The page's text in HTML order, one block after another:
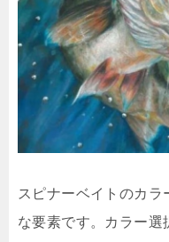
スピナーベイトのカ
な要素です。カラー選